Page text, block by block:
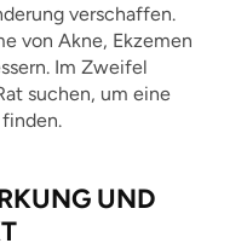
verschaffen.
von Akne, Ekzemen
Im Zweifel
suchen, um eine
UND